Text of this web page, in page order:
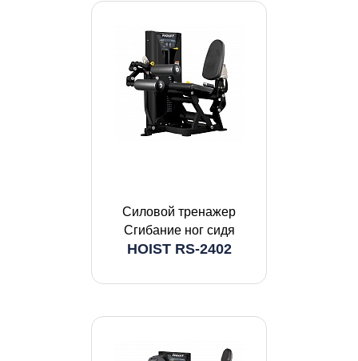
Силовой тренажер
Сгибание ног сидя
HOIST RS-2402